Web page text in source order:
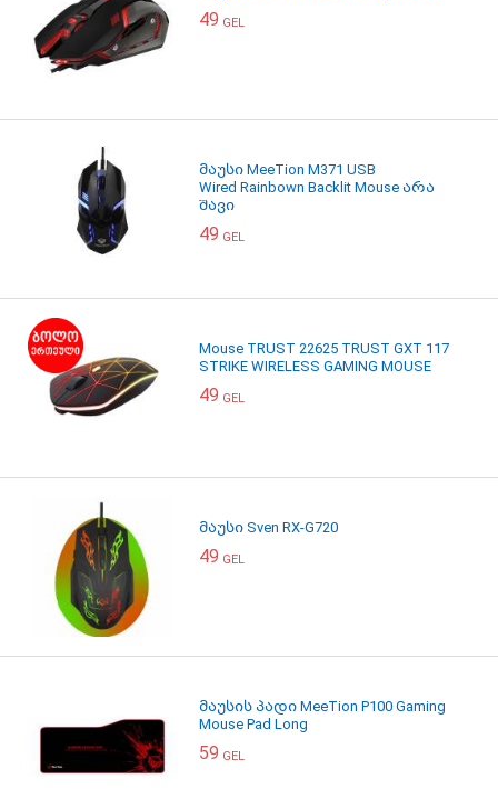
49 GEL
მაუსი MeeTion M371 USB
Wired Rainbown Backlit Mouse არა
შავი
49 GEL
Mouse TRUST 22625 TRUST GXT 117
STRIKE WIRELESS GAMING MOUSE
49 GEL
მაუსი Sven RX-G720
49 GEL
მაუსის პადი MeeTion P100 Gaming
Mouse Pad Long
59 GEL